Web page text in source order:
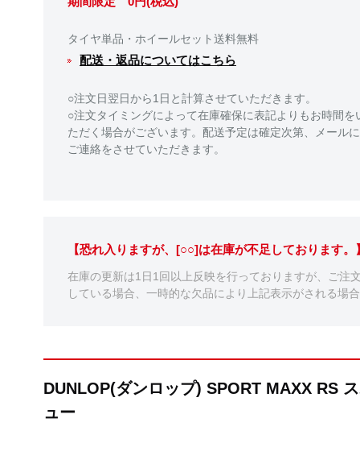
タイヤ単品・ホイールセット送料無料
配送・返品についてはこちら
○注文日翌日から1日と計算させていただきます。
○注文タイミングによって在庫確保に表記よりもお時間を
ただく場合がございます。配送予定は確定次第、メール
ご連絡をさせていただきます。
【恐れ入りますが、[○○]は在庫が不足しております
在庫の更新は1日1回以上反映を行っておりますが、ご注
している場合、一時的な欠品により上記表示がされる場
DUNLOP(ダンロップ) SPORT MAXX RS
ュー